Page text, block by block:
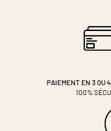
PAIEMENT EN 3 OU
100%